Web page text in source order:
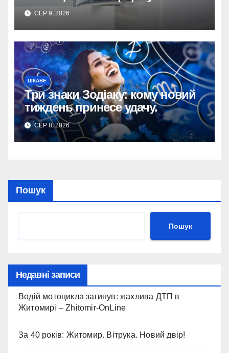
СЕР 9, 2026
ЦІКАВЕ
Три знаки Зодіаку: кому новий
тиждень принесе удачу.
СЕР 8, 2026
Пошук
Пошук
Недавні записи
Водій мотоцикла загинув: жахлива ДТП в
Житомирі – Zhitomir-OnLine
За 40 років: Житомир. Вітрука. Новий двір!